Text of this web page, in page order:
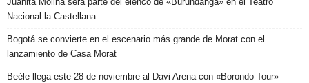
Nacional la Castellana
Bogotá se convierte en el escenario más grande de Morat con el
lanzamiento de Casa Morat
Beéle llega este 28 de noviembre al Davi Arena con «Borondo Tour»